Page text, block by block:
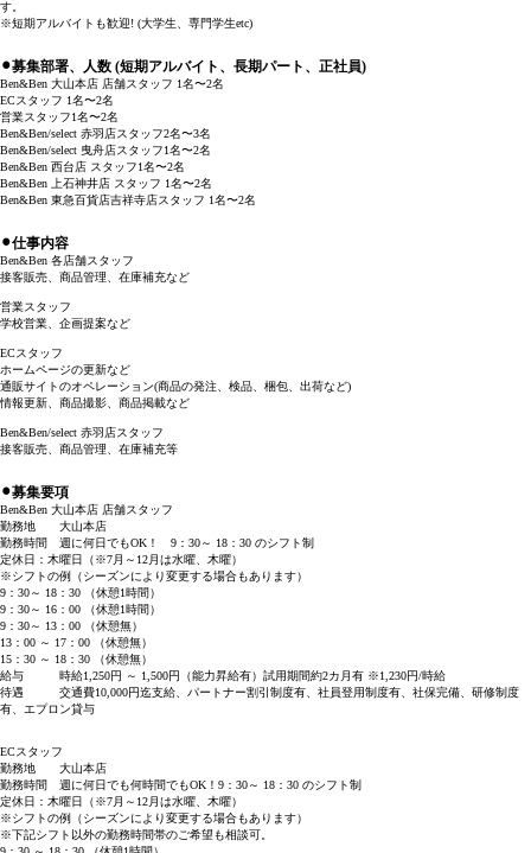
す。
※短期アルバイトも歓迎! (大学生、専門学生etc)
⚫︎募集部署、人数 (短期アルバイト、長期パート、正社員)
Ben&Ben 大山本店 店舗スタッフ 1名〜2名
ECスタッフ 1名〜2名
営業スタッフ1名〜2名
Ben&Ben/select 赤羽店スタッフ2名〜3名
Ben&Ben/select 曳舟店スタッフ1名〜2名
Ben&Ben 西台店 スタッフ1名〜2名
Ben&Ben 上石神井店 スタッフ 1名〜2名
Ben&Ben 東急百貨店吉祥寺店スタッフ 1名〜2名
⚫︎仕事内容
Ben&Ben 各店舗スタッフ
接客販売、商品管理、在庫補充など
営業スタッフ
学校営業、企画提案など
ECスタッフ
ホームページの更新など
通販サイトのオペレーション(商品の発注、検品、梱包、出荷など)
情報更新、商品撮影、商品掲載など
Ben&Ben/select 赤羽店スタッフ
接客販売、商品管理、在庫補充等
⚫︎募集要項
Ben&Ben 大山本店 店舗スタッフ
勤務地 大山本店
勤務時間 週に何日でもOK！ 9：30～ 18：30 のシフト制
定休日：木曜日（※7月～12月は水曜、木曜）
※シフトの例（シーズンにより変更する場合もあります）
9：30～ 18：30 （休憩1時間）
9：30～ 16：00 （休憩1時間）
9：30～ 13：00 （休憩無）
13：00 ～ 17：00 （休憩無）
15：30 ～ 18：30 （休憩無）
給与 時給1,250円 ～ 1,500円（能力昇給有）試用期間約2カ月有 ※1,230円/時給
待遇 交通費10,000円迄支給、パートナー割引制度有、社員登用制度有、社保完備、研修制度
有、エプロン貸与
ECスタッフ
勤務地 大山本店
勤務時間 週に何日でも何時間でもOK！9：30～ 18：30 のシフト制
定休日：木曜日（※7月～12月は水曜、木曜）
※シフトの例（シーズンにより変更する場合もあります）
※下記シフト以外の勤務時間帯のご希望も相談可。